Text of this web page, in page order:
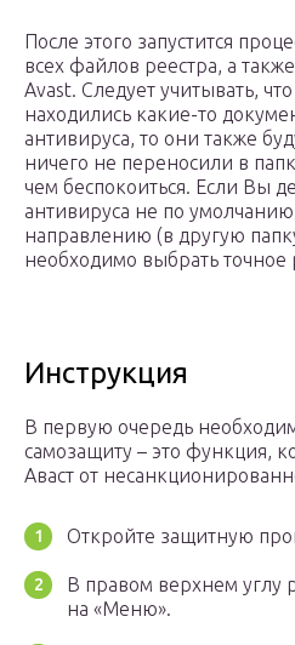
После этого запустится
всех файлов реестра, а
Avast. Следует учитывать,
находились какие-то
антивируса, то они также
ничего не переносили в
чем беспокоиться. Если Вы
антивируса не по
направлению (в другую
необходимо выбрать точное
Инструкция
В первую очередь
самозащиту – это функция,
Аваст от
Откройте защитную
В правом верхнем углу
на «Меню».